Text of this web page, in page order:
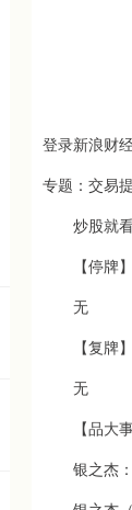
登录新浪财
专题：交易
炒股就看
【停牌】
无
【复牌】
无
【品大事
银之杰：